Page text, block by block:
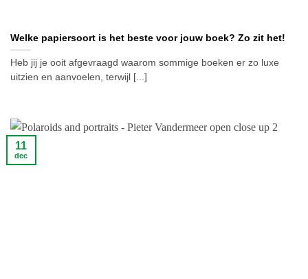
Welke papiersoort is het beste voor jouw boek? Zo zit het!
Heb jij je ooit afgevraagd waarom sommige boeken er zo luxe
uitzien en aanvoelen, terwijl [...]
11
dec